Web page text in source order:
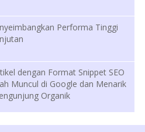
Performa Tinggi
dengan Format Snippet SEO
Muncul di Google dan Menarik
Organik